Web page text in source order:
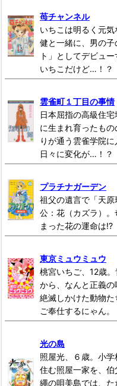
苺チャンネル
いちこは明るく元
健と一緒に、男の
ト」としてデビュ
いちこだけど…！？
雲雀町１丁目の事情
日本屈指の高級住
に生まれ育ったも
りが通う雲雀学院
日々に変化が…！？
プラチナガーデン
祖父の遺言で「天
公：花（カズラ）
まった花の運命は!?
東京ミュウミュウ
桃宮いちご、12歳
から、なんと正義の
絶滅しかけた動物た
ご奉仕するにゃん。
光の島
照屋光、６歳。小
住む照屋一家を、
繩の唄美島では、